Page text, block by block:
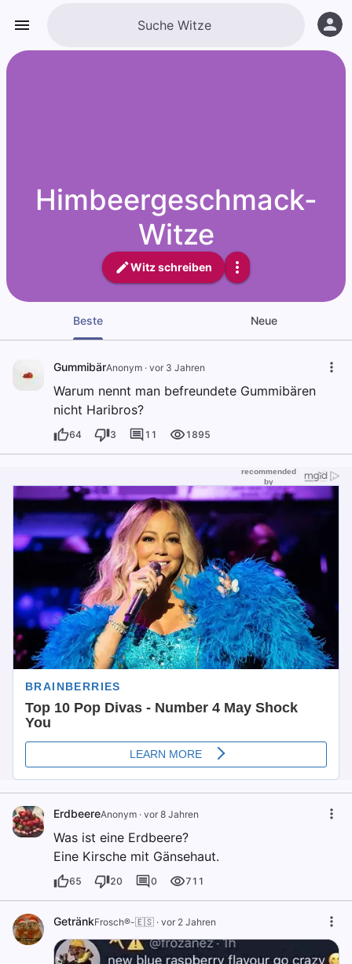
Himbeergeschmack-
Witze
Witz schreiben
Beste Neue
GummibärAnonym · vor 3 Jahren
Warum nennt man befreundete Gummibären
nicht Haribros?
64 3 11 1895
ErdbeereAnonym · vor 8 Jahren
Was ist eine Erdbeere?
Eine Kirsche mit Gänsehaut.
65 20 0 711
GetränkFrosch®-🇪🇸 · vor 2 Jahren